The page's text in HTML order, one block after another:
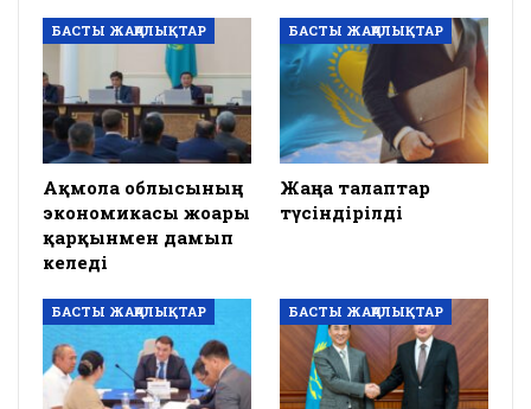
БАСТЫ ЖАҢАЛЫҚТАР
Ақмола облысының
экономикасы жоғары
қарқынмен дамып
келеді
БАСТЫ ЖАҢАЛЫҚТАР
Жаңа талаптар
түсіндірілді
БАСТЫ ЖАҢАЛЫҚТАР БАСТЫ ЖАҢАЛЫҚТАР